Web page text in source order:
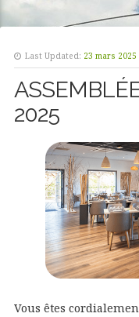
Last Updated: 23 mars 2025
2025
Vous êtes